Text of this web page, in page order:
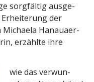
sorgfältig ausge­
der
Michaela Hanauaer-
erzählte ihre
wie das verwun­